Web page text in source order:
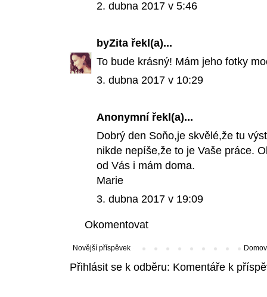
2. dubna 2017 v 5:46
byZita řekl(a)...
To bude krásný! Mám jeho fotky
3. dubna 2017 v 10:29
Anonymní řekl(a)...
Dobrý den Soňo,je skvělé,že tu
nikde nepíše,že to je Vaše práce.
od Vás i mám doma.
Marie
3. dubna 2017 v 19:09
Okomentovat
Novější příspěvek
Přihlásit se k odběru: Komentáře k